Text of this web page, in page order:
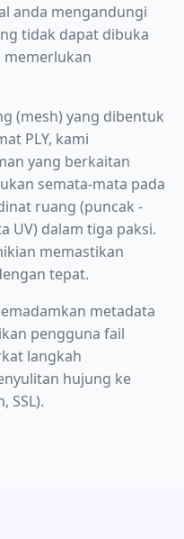
anda mengandungi
tidak dapat dibuka
memerlukan
(mesh) yang dibentuk
PLY, kami
yang berkaitan
semata-mata pada
ruang (puncak -
UV) dalam tiga paksi.
memastikan
tepat.
metadata
pengguna fail
langkah
hujung ke
SSL).